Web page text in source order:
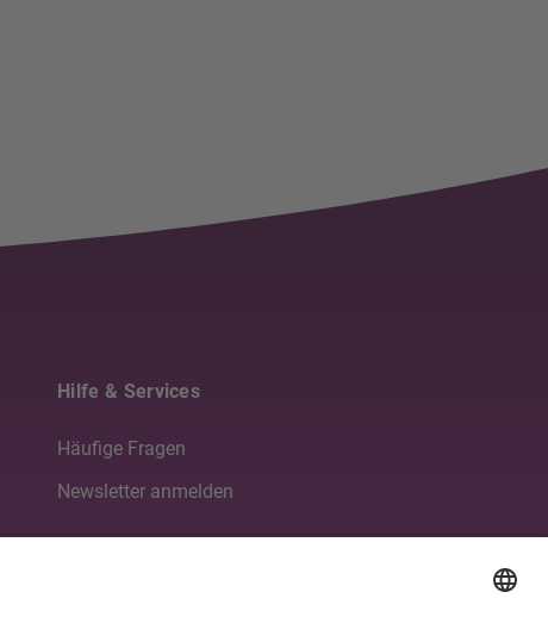
Hilfe & Services
Häufige Fragen
Newsletter anmelden